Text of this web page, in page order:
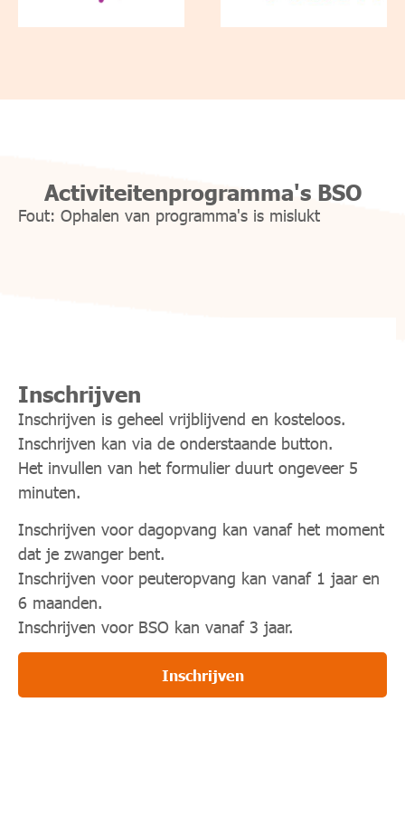
Activiteitenprogramma's BSO
Inschrijven
Inschrijven is geheel vrijblijvend en kosteloos.
Inschrijven kan via de onderstaande button.
Het invullen van het formulier duurt ongeveer 5
minuten.
Inschrijven voor dagopvang kan vanaf het moment
dat je zwanger bent.
Inschrijven voor peuteropvang kan vanaf 1 jaar en
6 maanden.
Inschrijven voor BSO kan vanaf 3 jaar.
Inschrijven